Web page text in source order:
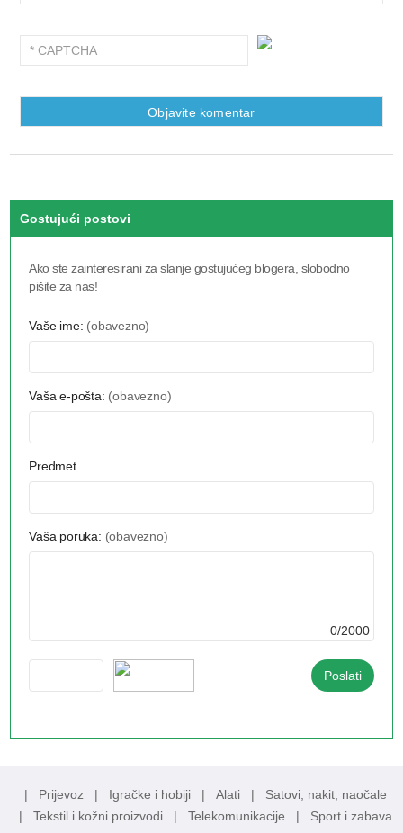
Gostujući postovi
Ako ste zainteresirani za slanje gostujućeg blogera, slobodno
pišite za nas!
Vaše ime: (obavezno)
Vaša e-pošta: (obavezno)
Predmet
Vaša poruka: (obavezno)
0/2000
| Prijevoz | Igračke i hobiji | Alati | Satovi, nakit, naočale
| Tekstil i kožni proizvodi | Telekomunikacije | Sport i zabava